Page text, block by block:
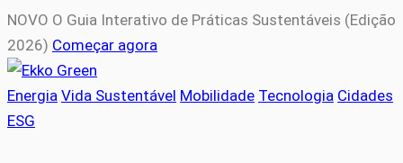
NOVO O Guia Interativo de Práticas Sustentáveis (Edição
2026) Começar agora
Energia Vida Sustentável Mobilidade Tecnologia Cidades
ESG